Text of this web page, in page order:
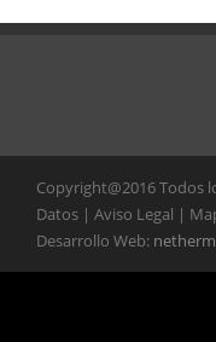
Copyright@2016 Todos
Datos | Aviso Legal |
Desarrollo Web: